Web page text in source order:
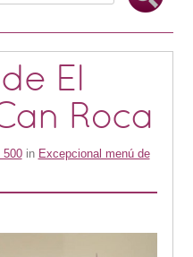
El
Roca
500in Excepcional menú de